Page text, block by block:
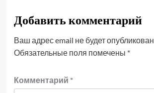
Добавить комментарий
Ваш адрес email не будет
Обязательные поля помечены *
Комментарий *